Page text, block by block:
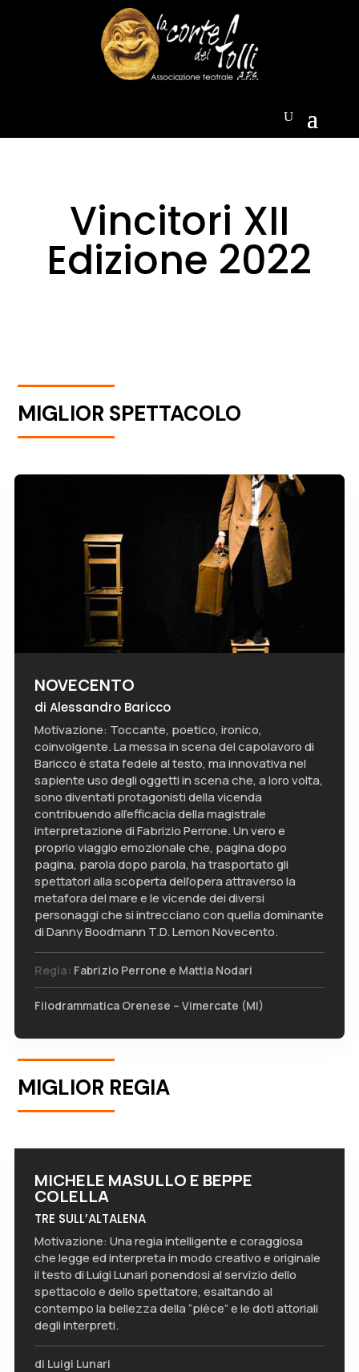
Vincitori XII
Edizione 2022
MIGLIOR SPETTACOLO
NOVECENTO
di Alessandro Baricco
Motivazione: Toccante, poetico, ironico,
coinvolgente. La messa in scena del capolavoro di
Baricco è stata fedele al testo, ma innovativa nel
sapiente uso degli oggetti in scena che, a loro volta,
sono diventati protagonisti della vicenda
contribuendo all’efficacia della magistrale
interpretazione di Fabrizio Perrone. Un vero e
proprio viaggio emozionale che, pagina dopo
pagina, parola dopo parola, ha trasportato gli
spettatori alla scoperta dell’opera attraverso la
metafora del mare e le vicende dei diversi
personaggi che si intrecciano con quella dominante
di Danny Boodmann T.D. Lemon Novecento.
Regia: Fabrizio Perrone e Mattia Nodari
Filodrammatica Orenese – Vimercate (MI)
MIGLIOR REGIA
MICHELE MASULLO E BEPPE
COLELLA
TRE SULL’ALTALENA
Motivazione: Una regia intelligente e coraggiosa
che legge ed interpreta in modo creativo e originale
il testo di Luigi Lunari ponendosi al servizio dello
spettacolo e dello spettatore, esaltando al
contempo la bellezza della “pièce” e le doti attoriali
degli interpreti.
di Luigi Lunari